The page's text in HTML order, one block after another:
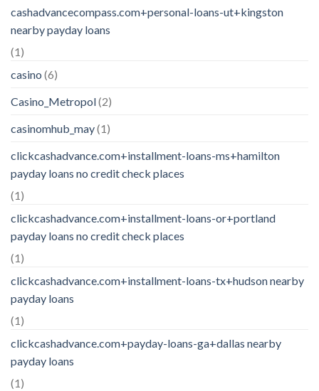
cashadvancecompass.com+personal-loans-ut+kingston
nearby payday loans
(1)
casino (6)
Casino_Metropol(2)
casinomhub_may(1)
clickcashadvance.com+installment-loans-ms+hamilton
payday loans no credit check places
(1)
clickcashadvance.com+installment-loans-or+portland
payday loans no credit check places
(1)
clickcashadvance.com+installment-loans-tx+hudson nearby
payday loans
(1)
clickcashadvance.com+payday-loans-ga+dallas nearby
payday loans
(1)